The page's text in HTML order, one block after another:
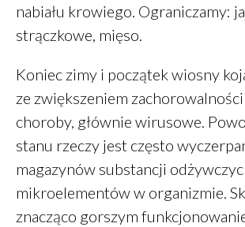
Daniel- Jak
pieniądze
PiotrŻ-
dnia
PiotrŻ-
Alicja Reiman
cukru
nabiału krowiego. Ograniczamy:
strączkowe, mięso.
Koniec zimy i początek wiosny
ze zwiększeniem
choroby, głównie wirusowe.
stanu rzeczy jest często
magazynów substancji
mikroelementów w organizmie.
znacząco gorszym